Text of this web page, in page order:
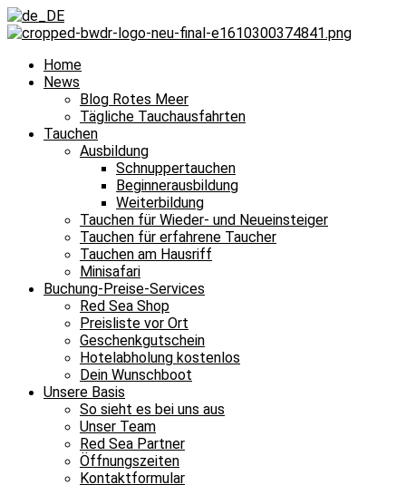
Home
News
Blog Rotes Meer
Tägliche Tauchausfahrten
Tauchen
Ausbildung
Schnuppertauchen
Beginnerausbildung
Weiterbildung
Tauchen für Wieder- und Neueinsteiger
Tauchen für erfahrene Taucher
Tauchen am Hausriff
Minisafari
Buchung-Preise-Services
Red Sea Shop
Preisliste vor Ort
Geschenkgutschein
Hotelabholung kostenlos
Dein Wunschboot
Unsere Basis
So sieht es bei uns aus
Unser Team
Red Sea Partner
Öffnungszeiten
Kontaktformular